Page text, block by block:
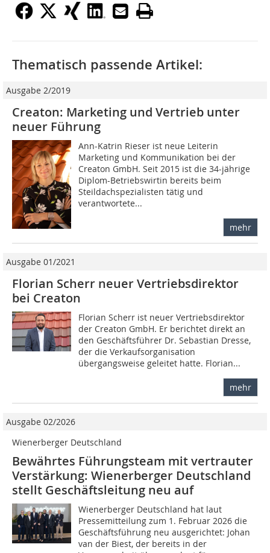
Thematisch passende Artikel:
Ausgabe 2/2019
Creaton: Marketing und Vertrieb unter
neuer Führung
Ann-Katrin Rieser ist neue Leiterin
Marketing und Kommunikation bei der
Creaton GmbH. Seit 2015 ist die 34-jährige
Diplom-Betriebswirtin bereits beim
Steildachspezialisten tätig und
verantwortete...
mehr
Ausgabe 01/2021
Florian Scherr neuer Vertriebsdirektor
bei Creaton
Florian Scherr ist neuer Vertriebsdirektor
der Creaton GmbH. Er berichtet direkt an
den Geschäftsführer Dr. Sebastian Dresse,
der die Verkaufsorganisation
übergangsweise geleitet hatte. Florian...
mehr
Ausgabe 02/2026
Wienerberger Deutschland
Bewährtes Führungsteam mit vertrauter
Verstärkung: Wienerberger Deutschland
stellt Geschäftsleitung neu auf
Wienerberger Deutschland hat laut
Pressemitteilung zum 1. Februar 2026 die
Geschäftsführung neu ausgerichtet: Johan
van der Biest, der bereits in der